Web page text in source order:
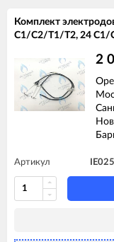
Комплект
C1/C2/T1/T2, 24 C1/
2
Артикул